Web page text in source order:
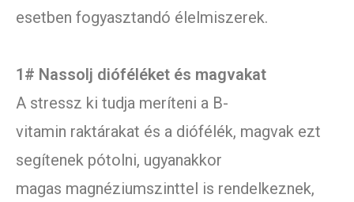
esetben fogyasztandó élelmiszerek.
1# Nassolj dióféléket és magvakat
A stressz ki tudja meríteni a B-
vitamin raktárakat és a diófélék, magvak ezt
segítenek pótolni, ugyanakkor
magas magnéziumszinttel is rendelkeznek,